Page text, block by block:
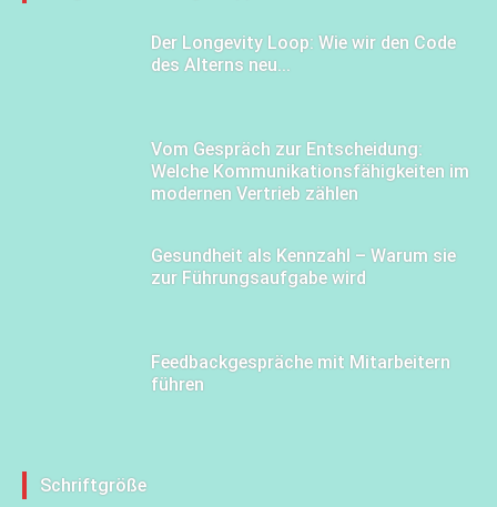
Der Longevity Loop: Wie wir den Code
des Alterns neu...
Vom Gespräch zur Entscheidung:
Welche Kommunikationsfähigkeiten im
modernen Vertrieb zählen
Gesundheit als Kennzahl – Warum sie
zur Führungsaufgabe wird
Feedbackgespräche mit Mitarbeitern
führen
Schriftgröße